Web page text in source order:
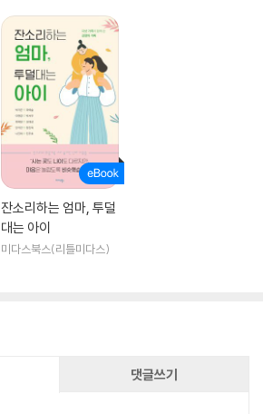
잔소리하는 엄마, 투덜
대는 아이
미다스북스(리틀미다스)
댓글쓰기